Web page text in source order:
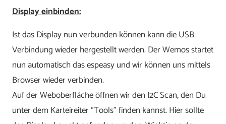
Display einbinden:
Ist das Display nun verbunden können kann die USB
Verbindung wieder hergestellt werden. Der Wemos startet
nun automatisch das espeasy und wir können uns mittels
Browser wieder verbinden.
Auf der Weboberfläche öffnen wir den I2C Scan, den Du
unter dem Karteireiter “Tools” finden kannst. Hier sollte